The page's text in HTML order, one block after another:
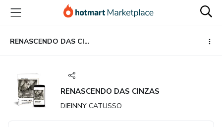
para
conteúdo
principal
para
pagamento
para
rodapé
RENASCENDO DAS CINZAS
RENASCENDO DAS CINZAS
DIEINNY CATUSSO